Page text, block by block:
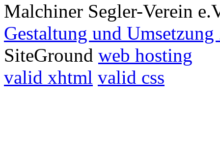
Malchiner Segler-Verein
Gestaltung und Umsetzung
SiteGround web hosting
valid xhtml valid css